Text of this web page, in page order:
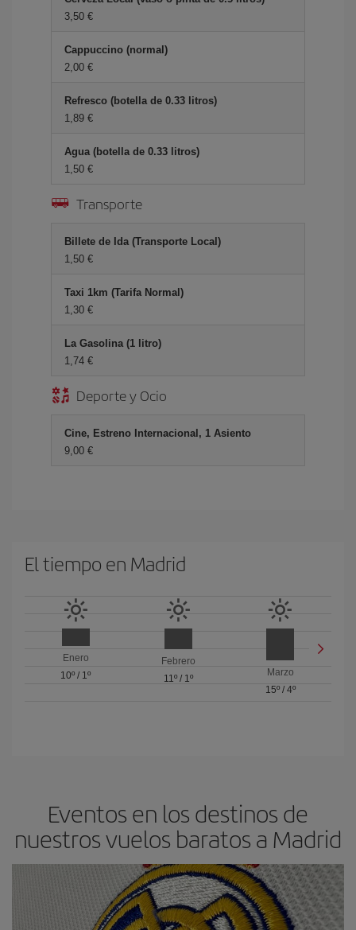
3,50 €
Cappuccino (normal)
2,00 €
Refresco (botella de 0.33 litros)
1,89 €
Agua (botella de 0.33 litros)
1,50 €
Transporte
Billete de Ida (Transporte Local)
1,50 €
Taxi 1km (Tarifa Normal)
1,30 €
La Gasolina (1 litro)
1,74 €
Deporte y Ocio
Cine, Estreno Internacional, 1 Asiento
9,00 €
El tiempo en Madrid
Enero
10º / 1º
Febrero
11º/ 1º
Marzo
15º/ 4º
Eventos en los destinos de
nuestros vuelos baratos a Madrid